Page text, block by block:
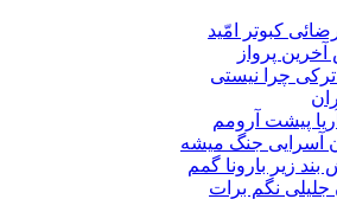
کبوتر امّید
پرواز
ترکی چرا نیستی
پیشت آرومم
آسرایی جنگ میشه
زیر بارونا گمم
جلیلی نگم برات